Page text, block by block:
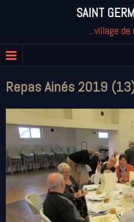
SAINT
...village
Repas Ainés 2019